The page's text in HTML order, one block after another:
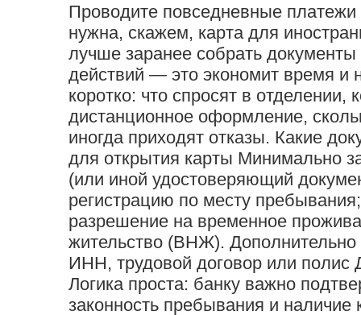
Проводите повседневные
нужна, скажем, карта для
лучше заранее собрать документы
действий — это экономит время и
коротко: что спросят в отделении,
дистанционное оформление,
иногда приходят отказы. Какие
для открытия карты Минимально
(или иной удостоверяющий
регистрацию по месту
разрешение на временное
жительство (ВНЖ). Дополнительно
ИНН, трудовой договор или
Логика проста: банку важно
законность пребывания и наличие